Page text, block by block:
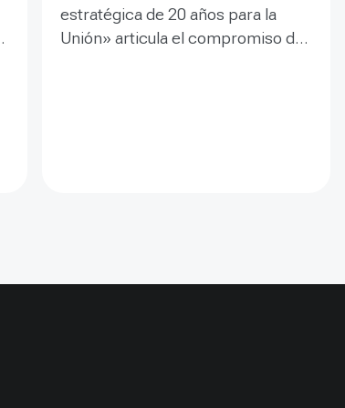
estratégica de 20 años para la
Unión» articula el compromiso de